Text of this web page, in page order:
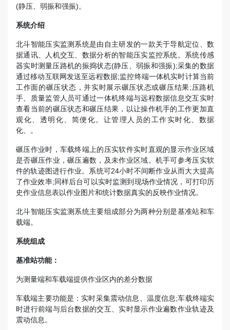
(静压、弱振和强振)。
系统介绍
北斗智能压实监测系统是由自主研发的一款关于导航定位、数
据通讯、人机交互、数据分析的智能压实监控系统。系统传感
器实时测量压路机的振捣状态(静压、弱振和强振);采集的数据
通过移动互联网发送至远程数据;监控终端一体机实时计算当前
工作面的碾压状态，并实时展示碾压状态或碾压结果;压路机
手、质量监管人员可通过一体机终端与远程数据信息交互实时
查看当前的碾压状态和碾压结果，以让操作机手的工作更加直
观化、透明化、简便化。让管理人员的工作实时化、数据
化、。
碾压作业时，车载终端上的压实软件实时直观的显示作业区域
是否碾压作业，碾压遍数，及未作业区域。机手可参考压实软
件的轨迹图进行作业。系统可24小时不间断作业从而大大提高
了作业效率;同样后台可以实时监测到现场作业情况，可打印历
史作业信息表以作业图片和统计数据真实的反映作业情况。
北斗智能压实监测系统主要组成部分为两种分别是基准站和车
载端。
系统组成
基准站功能：
为测量端和车载端提供作业区内的差分数据
车载端主要功能是：实时采集震动信息、温度信息;车载终端实
时进行前端与后台数据的交互、实时显示作业遍数作业轨迹及
震动信息。